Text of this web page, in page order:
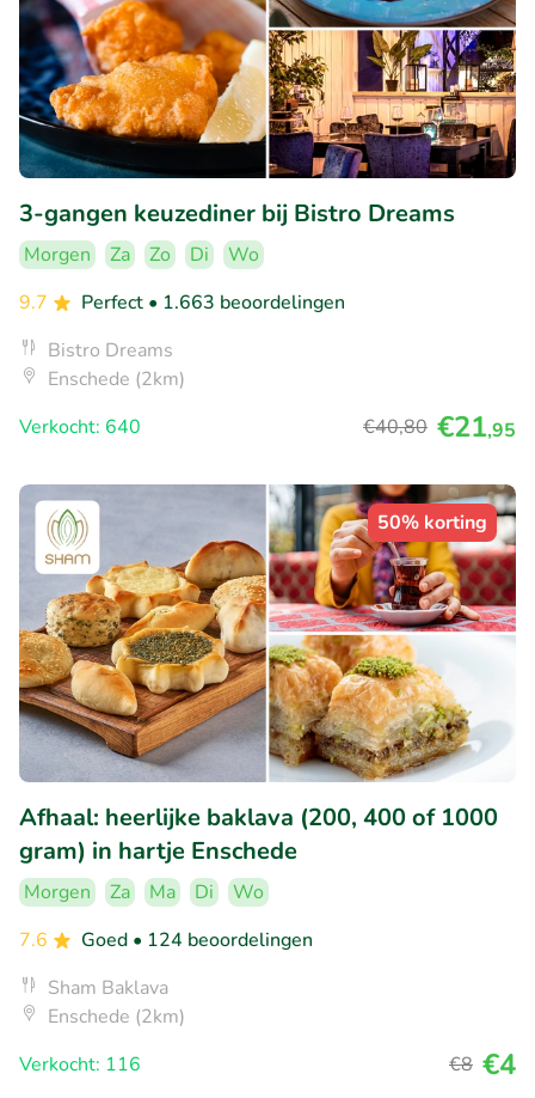
3-gangen keuzediner bij Bistro Dreams
Morgen Za Zo Di
Wo
9.7
Perfect • 1.663 beoordelingen
Bistro Dreams
Enschede (2km)
Verkocht: 640
€40,80 €21,95
50% korting
Afhaal: heerlijke baklava (200, 400 of 1000
gram) in hartje Enschede
Morgen Za Ma Di
Wo
7.6
Goed • 124 beoordelingen
Sham Baklava
Enschede (2km)
Verkocht: 116
€8 €4